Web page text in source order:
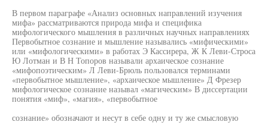
В первом параграфе «Анализ основных направлений изучения
мифа» рассматриваются природа мифа и специфика
мифологического мышления в различных научных направлениях
Первобытное сознание и мышление назывались «мифическими»
или «мифологическими» в работах Э Кассирера, Ж К Леви-Строса
Ю Лотман и В Н Топоров называли архаическое сознание
«мифопоэтическим» Л Леви-Брюль пользовался терминами
«первобытное мышление», «архаическое мышление» Д Фрезер
мифологическое сознание называл «магическим» В диссертации
понятия «миф», «магия», «первобытное
сознание» обозначают и несут в себе одну и ту же смысловую